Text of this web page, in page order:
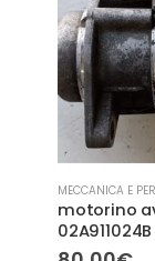
MECCANICA E
motorino
02A911024B